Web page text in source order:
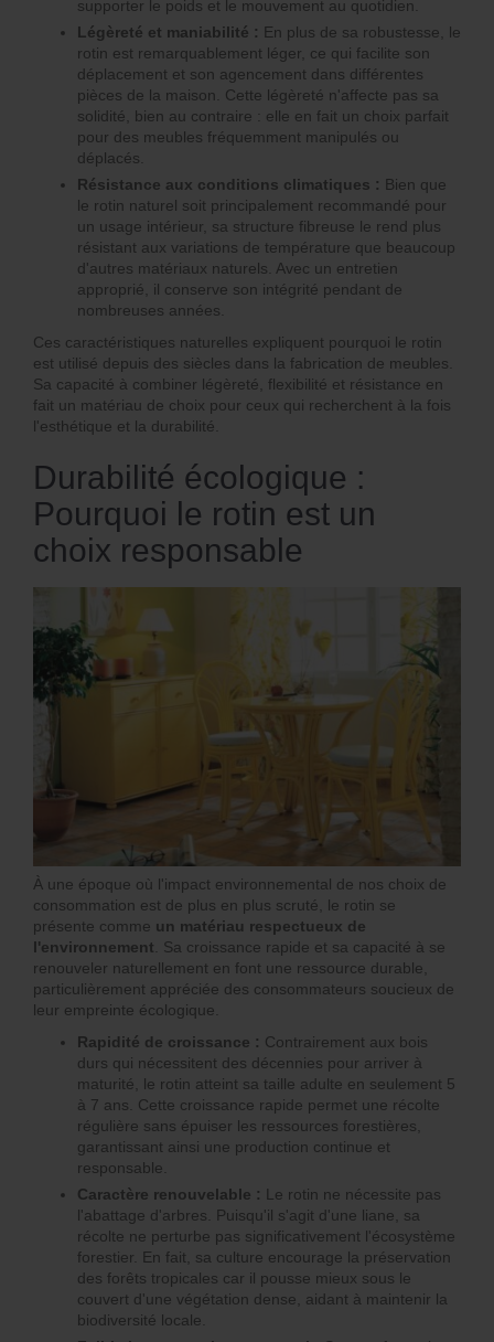
supporter le poids et le mouvement au quotidien.
Légèreté et maniabilité : En plus de sa robustesse, le
rotin est remarquablement léger, ce qui facilite son
déplacement et son agencement dans différentes
pièces de la maison. Cette légèreté n'affecte pas sa
solidité, bien au contraire : elle en fait un choix parfait
pour des meubles fréquemment manipulés ou
déplacés.
Résistance aux conditions climatiques : Bien que
le rotin naturel soit principalement recommandé pour
un usage intérieur, sa structure fibreuse le rend plus
résistant aux variations de température que beaucoup
d'autres matériaux naturels. Avec un entretien
approprié, il conserve son intégrité pendant de
nombreuses années.
Ces caractéristiques naturelles expliquent pourquoi le rotin
est utilisé depuis des siècles dans la fabrication de meubles.
Sa capacité à combiner légèreté, flexibilité et résistance en
fait un matériau de choix pour ceux qui recherchent à la fois
l'esthétique et la durabilité.
Durabilité écologique :
Pourquoi le rotin est un
choix responsable
À une époque où l'impact environnemental de nos choix de
consommation est de plus en plus scruté, le rotin se
présente comme un matériau respectueux de
l'environnement . Sa croissance rapide et sa capacité à se
renouveler naturellement en font une ressource durable,
particulièrement appréciée des consommateurs soucieux de
leur empreinte écologique.
Rapidité de croissance : Contrairement aux bois
durs qui nécessitent des décennies pour arriver à
maturité, le rotin atteint sa taille adulte en seulement 5
à 7 ans. Cette croissance rapide permet une récolte
régulière sans épuiser les ressources forestières,
garantissant ainsi une production continue et
responsable.
Caractère renouvelable : Le rotin ne nécessite pas
l'abattage d'arbres. Puisqu'il s'agit d'une liane, sa
récolte ne perturbe pas significativement l'écosystème
forestier. En fait, sa culture encourage la préservation
des forêts tropicales car il pousse mieux sous le
couvert d'une végétation dense, aidant à maintenir la
biodiversité locale.